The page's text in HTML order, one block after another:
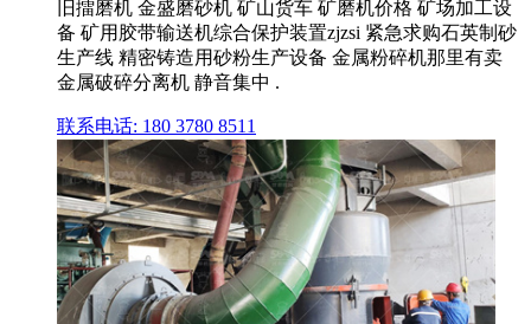
旧擂磨机 金盛磨砂机 矿山货车 矿磨机价格 矿场加工设
备 矿用胶带输送机综合保护装置zjzsi 紧急求购石英制砂
生产线 精密铸造用砂粉生产设备 金属粉碎机那里有卖
金属破碎分离机 静音集中 .
联系电话: 180 3780 8511